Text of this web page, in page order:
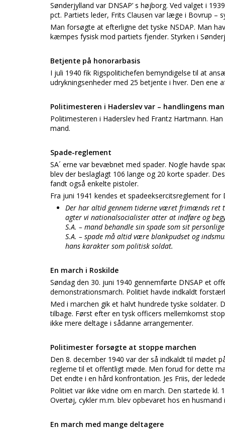
Sønderjylland var DNSAP’ s højborg. Ved valget i
pct. Partiets leder, Frits Clausen var læge i Bovrup –
Man forsøgte at efterligne det tyske NSDAP. Man
kæmpes fysisk mod partiets fjender. Styrken i
Betjente på honorarbasis
I juli 1940 fik Rigspolitichefen bemyndigelse til at
udrykningsenheder med 25 betjente i hver. Den ene
Politimesteren i Haderslev var – handlingens
Politimesteren i Haderslev hed Frantz Hartmann.
mand.
Spade-reglement
SA´ erne var bevæbnet med spader. Nogle havde
blev der beslaglagt 106 lange og 20 korte spader.
fandt også enkelte pistoler.
Fra juni 1941 kendes et spadeeksercitsreglement
Der har altid gennem tiderne været frimænds ret
agter vi nationalsocialister atter at indføre og
S.A. – mand behandle sin spade som sit
S.A. – spade må altid være blankpudset og
hans karakter som politisk soldat.
En march i Roskilde
Søndag den 30. juni 1940 gennemførte DNSAP et
demonstrationsmarch. Politiet havde indkaldt
Med i marchen gik et halvt hundrede tyske
tilbage. Først efter en tysk officers mellemkomst
ikke mere deltage i sådanne arrangementer.
Politimester forsøgte at stoppe marchen
Den 8. december 1940 var der så indkaldt til mødet
reglerne til et offentligt møde. Men forud for dette
Det endte i en hård konfrontation. Jes Friis, der
Politiet var ikke vidne om en march. Den startede kl.
Overtøj, cykler m.m. blev opbevaret hos en
En march med mange deltagere